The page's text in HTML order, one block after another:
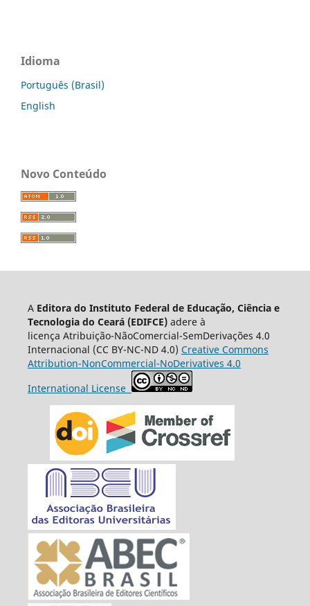
Idioma
Português (Brasil)
English
Novo Conteúdo
A Editora do Instituto Federal de Educação, Ciência e
Tecnologia do Ceará (EDIFCE)adere à
licença Atribuição-NãoComercial-SemDerivações 4.0
Internacional (CC BY-NC-ND 4.0) Creative Commons
Attribution-NonCommercial-NoDerivatives 4.0
International License